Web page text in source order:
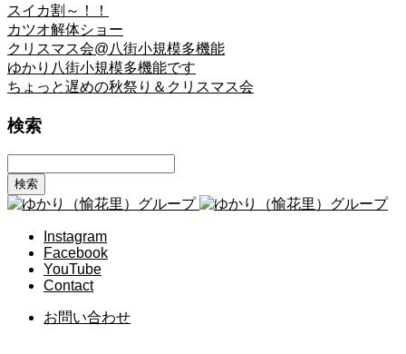
スイカ割～！！
カツオ解体ショー
クリスマス会@八街小規模多機能
ゆかり八街小規模多機能です
ちょっと遅めの秋祭り＆クリスマス会
検索
Instagram
Facebook
YouTube
Contact
お問い合わせ